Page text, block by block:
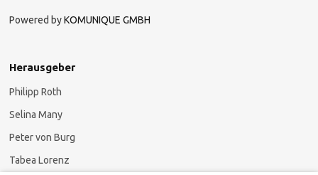
Powered byKOMUNIQUE GMBH
Herausgeber
Philipp Roth
Selina Many
Peter von Burg
Tabea Lorenz